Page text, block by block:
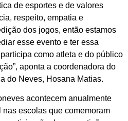
de esportes e de valores
respeito, empatia e
dos jogos, então estamos
esse evento e ter essa
como atleta e do público
aponta a coordenadora do
do Neves, Hosana Matias.
acontecem anualmente
escolas que comemoram